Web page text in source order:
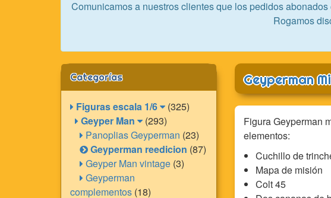
Comunicamos a nuestros clientes que los pedidos
Rogamos
Geyperman
Figura Geyperman
elementos:
Cuchillo de
Mapa de misión
Colt 45
Categorías
Figuras escala 1/6
(325)
Geyper Man
(293)
Panoplias Geyperman (23)
Geyperman reedicion (87)
Geyper Man vintage (3)
Geyperman
complementos (18)